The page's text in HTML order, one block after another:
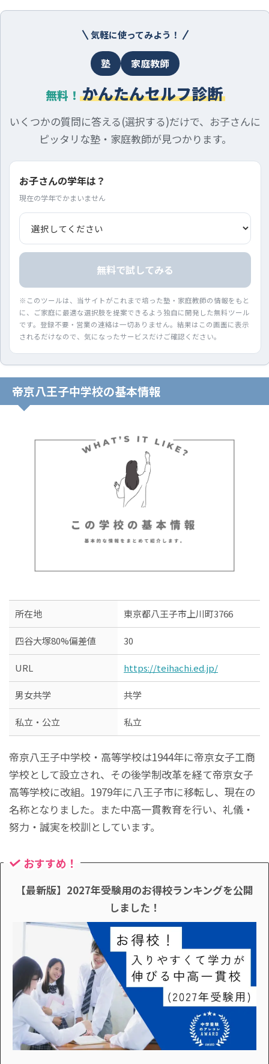
気軽に使ってみよう！
塾 家庭教師
無料！ かんたんセルフ診断
いくつかの質問に答える(選択する)だけで、お子さんに
ピッタリな塾・家庭教師が見つかります。
お子さんの学年は？
現在の学年でかまいません
無料で試してみる
※このツールは、当サイトがこれまで培った塾・家庭教師の情報をもと
に、ご家庭に最適な選択肢を提案できるよう独自に開発した無料ツール
です。登録不要・営業の連絡は一切ありません。結果はこの画面に表示
されるだけなので、気になったサービスだけご確認ください。
帝京八王子中学校の基本情報
所在地 東京都八王子市上川町3766
四谷大塚80%偏差値 30
URL https://teihachi.ed.jp/
男女共学 共学
私立・公立 私立
帝京八王子中学校・高等学校は1944年に帝京女子工商
学校として設立され、その後学制改革を経て帝京女子
高等学校に改組。1979年に八王子市に移転し、現在の
名称となりました。また中高一貫教育を行い、礼儀・
努力・誠実を校訓としています。
おすすめ！
【最新版】2027年受験用のお得校ランキングを公開
しました！